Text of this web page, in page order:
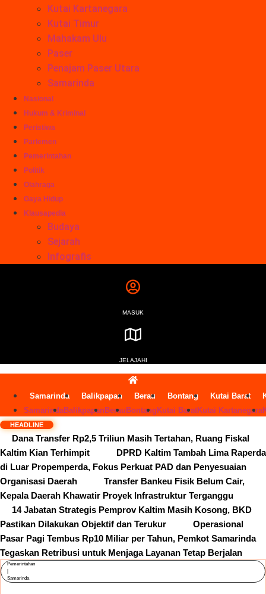
Kutai Kartanegara
Kutai Timur
Mahakam Ulu
Paser
Penajam Paser Utara
Samarinda
Nasional
Hukum & Kriminal
Peristiwa
Parlemen
Pemerintahan
Politik
Olahraga
Gaya Hidup
Klausapedia
Budaya
Sejarah
Infografis
MASUK
JELAJAHI
Samarinda Balikpapan Berau Bontang Kutai Barat
SamarindaBalikpapan Berau Bontang Kutai BaratKutai Kartanegara
HEADLINE
Dana Transfer Rp2,5 Triliun Masih Tertahan, Ruang Fiskal
Kaltim Kian Terhimpit
DPRD Kaltim Tambah Lima Raperda
di Luar Propemperda, Fokus Perkuat PAD dan Penyesuaian
Organisasi Daerah
Transfer Bankeu Fisik Belum Cair,
Kepala Daerah Khawatir Proyek Infrastruktur Terganggu
14 Jabatan Strategis Pemprov Kaltim Masih Kosong, BKD
Pastikan Dilakukan Objektif dan Terukur
Operasional
Pasar Pagi Tembus Rp10 Miliar per Tahun, Pemkot Samarinda
Tegaskan Retribusi untuk Menjaga Layanan Tetap Berjalan
Pemerintahan
Samarinda